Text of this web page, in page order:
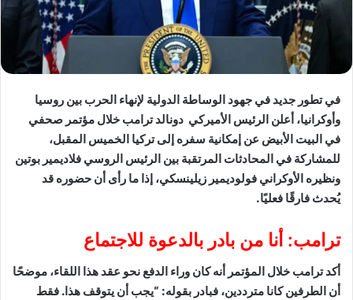
في تطور جديد في جهود الوساطة الدولية لإنهاء الحرب بين روسيا
وأوكرانيا، أعلن الرئيس الأميركي دونالد ترامب خلال مؤتمر صحفي
في البيت الأبيض عن إمكانية سفره إلى تركيا الخميس المقبل،
للمشاركة في المحادثات المرتقبة بين الرئيس الروسي فلاديمير بوتين
ونظيره الأوكراني فولوديمير زيلينسكي، إذا ما رأى أن حضوره قد
يُحدث فارقًا فعليًا.
ترامب: أنا من بادر بالدعوة للاجتماع
أكد ترامب خلال المؤتمر أنه كان وراء الدفع نحو عقد هذا اللقاء، موضحًا
أن الطرفين كانا مترددين، فبادر بقوله: “يجب أن يتوقف هذا. فقط